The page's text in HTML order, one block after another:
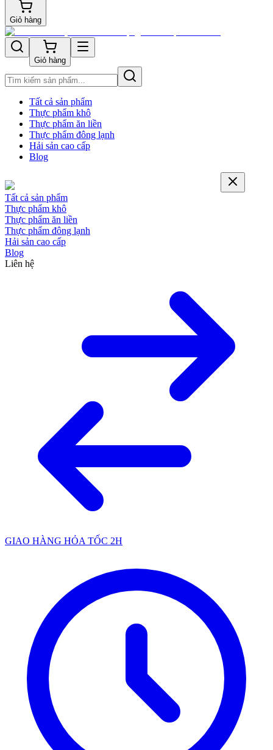
Giỏ hàng
Giỏ hàng
Tất cả sản phẩm
Thực phẩm khô
Thực phẩm ăn liền
Thực phẩm đông lạnh
Hải sản cao cấp
Blog
Tất cả sản phẩm
Thực phẩm khô
Thực phẩm ăn liền
Thực phẩm đông lạnh
Hải sản cao cấp
Blog
Liên hệ
GIAO HÀNG HỎA TỐC 2H